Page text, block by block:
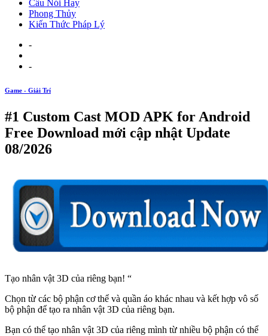
Câu Nói Hay
Phong Thủy
Kiến Thức Pháp Lý
-
-
Game - Giải Trí
#1 Custom Cast MOD APK for Android
Free Download mới cập nhật Update
08/2026
Tạo nhân vật 3D của riêng bạn! “
Chọn từ các bộ phận cơ thể và quần áo khác nhau và kết hợp vô số
bộ phận để tạo ra nhân vật 3D của riêng bạn.
Bạn có thể tạo nhân vật 3D của riêng mình từ nhiều bộ phận có thể